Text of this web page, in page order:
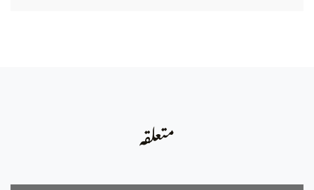
متعلقہ